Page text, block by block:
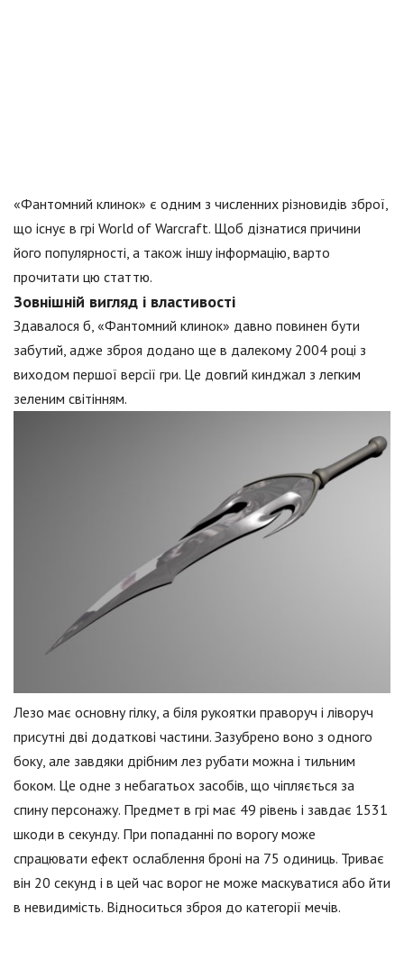
«Фантомний клинок» є одним з численних різновидів зброї,
що існує в грі World of Warcraft. Щоб дізнатися причини
його популярності, а також іншу інформацію, варто
прочитати цю статтю.
Зовнішній вигляд і властивості
Здавалося б, «Фантомний клинок» давно повинен бути
забутий, адже зброя додано ще в далекому 2004 році з
виходом першої версії гри. Це довгий кинджал з легким
зеленим світінням.
Лезо має основну гілку, а біля рукоятки праворуч і ліворуч
присутні дві додаткові частини. Зазубрено воно з одного
боку, але завдяки дрібним лез рубати можна і тильним
боком. Це одне з небагатьох засобів, що чіпляється за
спину персонажу. Предмет в грі має 49 рівень і завдає 1531
шкоди в секунду. При попаданні по ворогу може
спрацювати ефект ослаблення броні на 75 одиниць. Триває
він 20 секунд і в цей час ворог не може маскуватися або йти
в невидимість. Відноситься зброя до категорії мечів.